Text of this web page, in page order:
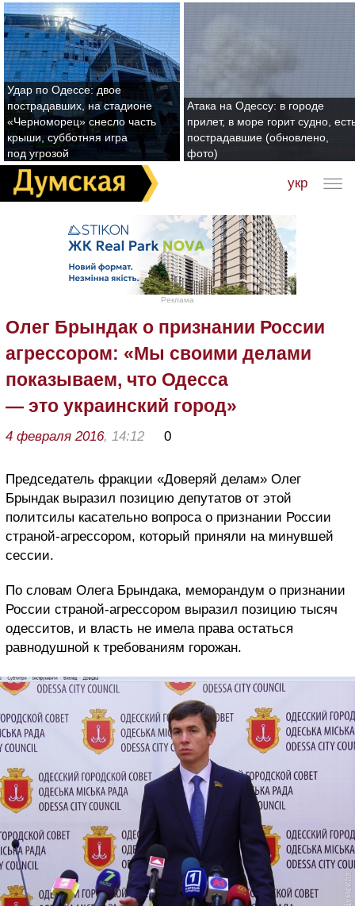
Удар по Одессе: двое
пострадавших, на стадионе
«Черноморец» снесло часть
крыши, субботняя игра
под угрозой
Атака на Одессу: в городе
прилет, в море горит судно,
пострадавшие (обновлено,
фото)
укр
Реклама
Олег Брындак о признании России
агрессором: «Мы своими делами
показываем, что Одесса
— это украинский город»
4 февраля 2016, 14:12 0
Председатель фракции «Доверяй делам» Олег
Брындак выразил позицию депутатов от этой
политсилы касательно вопроса о признании России
страной-агрессором, который приняли на минувшей
сессии.
По словам Олега Брындака, меморандум о признании
России страной-агрессором выразил позицию тысяч
одесситов, и власть не имела права остаться
равнодушной к требованиям горожан.